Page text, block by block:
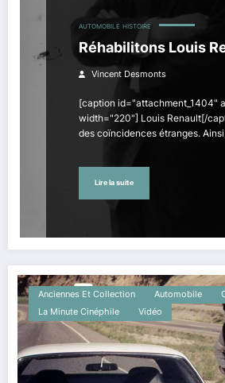
AUTOMOBILE HISTOIRE
Réhabilitons Louis
Vincent Desmonts
[caption id="attachment_1404"
width="220"] Louis Renault[/
des coïncidences étranges.
Lire la suite
Anciennes Et Collection Automobile
La Minute Cinéphile
Vidéo